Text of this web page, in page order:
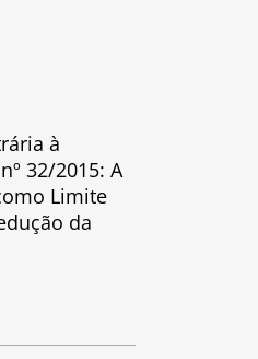
à
32/2015: A
Limite
da